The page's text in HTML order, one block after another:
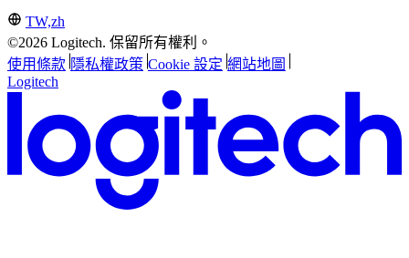
TW,zh
©2026 Logitech. 保留所有權利。
使用條款 隱私權政策 Cookie 設定 網站地圖
Logitech